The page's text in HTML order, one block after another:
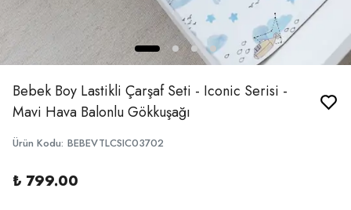
Bebek Boy Lastikli Çarşaf Seti - Iconic Serisi -
Mavi Hava Balonlu Gökkuşağı
Ürün Kodu: BEBEVTLCSIC03702
₺ 799.00